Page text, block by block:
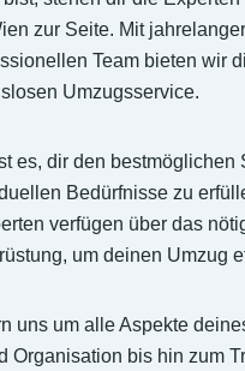
zur Seite. Mit
Team bieten wir
Umzugsservice.
es, dir den bestmöglichen
Bedürfnisse zu
verfügen über das
um deinen Umzug
uns um alle Aspekte
Organisation bis hin zum